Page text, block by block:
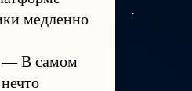
медленно
— В самом